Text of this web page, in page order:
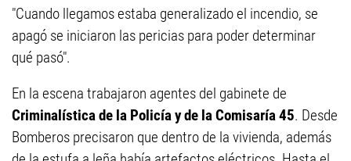
"Cuando llegamos estaba generalizado el incendio, se
apagó se iniciaron las pericias para poder determinar
qué pasó".
En la escena trabajaron agentes del gabinete de
Criminalística de la Policía y de la Comisaría 45. Desde
Bomberos precisaron que dentro de la vivienda, además